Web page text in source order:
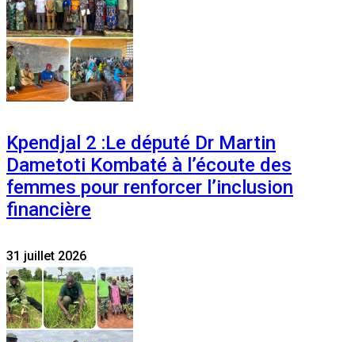
Kpendjal 2 :Le député Dr Martin
Dametoti Kombaté à l’écoute des
femmes pour renforcer l’inclusion
financière
31 juillet 2026